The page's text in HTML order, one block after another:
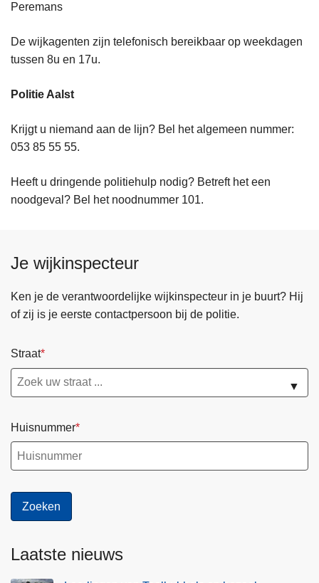
Peremans
De wijkagenten zijn telefonisch bereikbaar op weekdagen
tussen 8u en 17u.
Politie Aalst
Krijgt u niemand aan de lijn? Bel het algemeen nummer:
053 85 55 55.
Heeft u dringende politiehulp nodig? Betreft het een
noodgeval? Bel het noodnummer 101.
Je wijkinspecteur
Ken je de verantwoordelijke wijkinspecteur in je buurt? Hij
of zij is je eerste contactpersoon bij de politie.
Straat
▼
Huisnummer
Laatste nieuws